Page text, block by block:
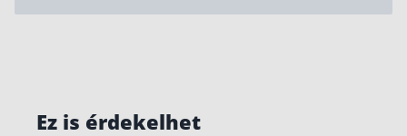
Ez is érdekelhet